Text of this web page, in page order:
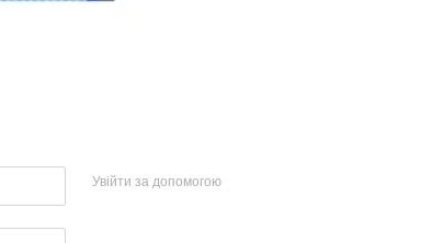
Увійти за допомогою